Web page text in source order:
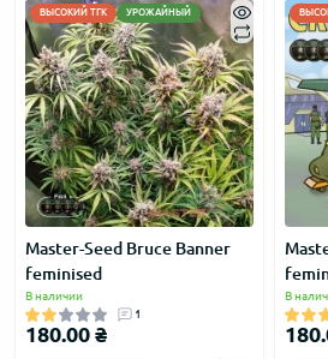
ВЫСОКИЙ ТГК УРОЖАЙНЫЙ
Master-Seed Bruce Banner
feminised
В наличии
1
180.00 ₴
В